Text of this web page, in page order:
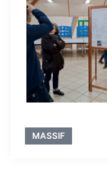
MASSIF